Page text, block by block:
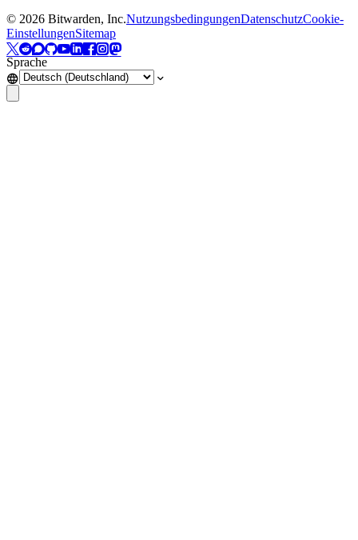
© 2026 Bitwarden, Inc.NutzungsbedingungenDatenschutzCookie-
EinstellungenSitemap
Sprache